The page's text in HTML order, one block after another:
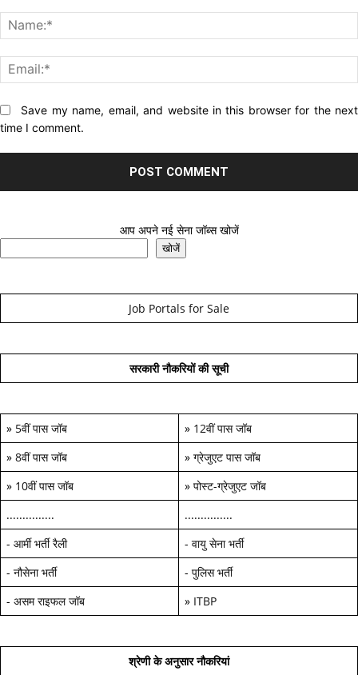
Website:Save my name, email, and website in this browser for the next
time I comment.
आप अपने नई सेना जॉब्स खोजें
खोजें
Job Portals for Sale
सरकारी नौकरियों की सूची
» 5वीं पास जॉब » 12वीं पास जॉब
» 8वीं पास जॉब » ग्रेजुएट पास जॉब
» 10वीं पास जॉब » पोस्ट-ग्रेजुएट जॉब
...............
...............
- आर्मी भर्ती रैली - वायु सेना भर्ती
- नौसेना भर्ती - पुलिस भर्ती
- असम राइफल जॉब » ITBP
श्रेणी के अनुसार नौकरियां